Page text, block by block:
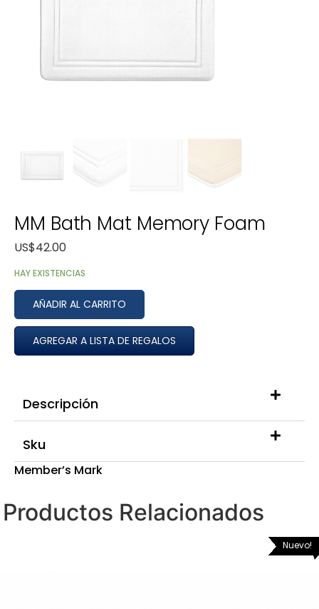
MM Bath Mat Memory Foam
US$42.00
HAY EXISTENCIAS
AÑADIR AL CARRITO
AGREGAR A LISTA DE REGALOS
Descripción
Sku
Member’s Mark
Productos Relacionados